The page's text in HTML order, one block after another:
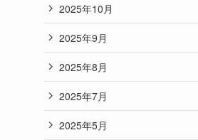
2025年10月
2025年9月
2025年8月
2025年7月
2025年5月